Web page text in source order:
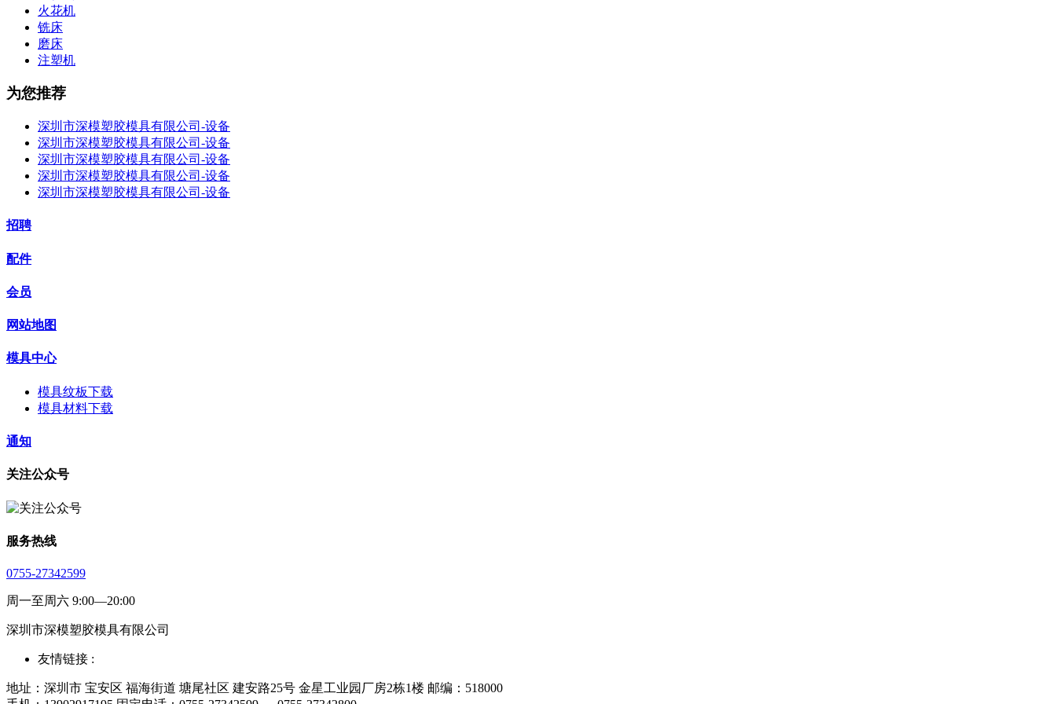
火花机
铣床
磨床
注塑机
为您推荐
深圳市深模塑胶模具有限公司-设备
深圳市深模塑胶模具有限公司-设备
深圳市深模塑胶模具有限公司-设备
深圳市深模塑胶模具有限公司-设备
深圳市深模塑胶模具有限公司-设备
招聘
配件
会员
网站地图
模具中心
模具纹板下载
模具材料下载
通知
关注公众号
服务热线
0755-27342599
周一至周六 9:00—20:00
深圳市深模塑胶模具有限公司
友情链接 :
地址：深圳市 宝安区 福海街道 塘尾社区 建安路25号 金星工业园厂房2栋1楼 邮编：518000